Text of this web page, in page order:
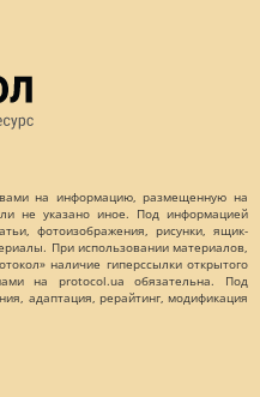
на информацию, размещенную на
не указано иное. Под информацией
фотоизображения, рисунки, ящик-
При использовании материалов,
наличие гиперссылки открытого
на protocol.ua обязательна. Под
адаптация, рерайтинг, модификация